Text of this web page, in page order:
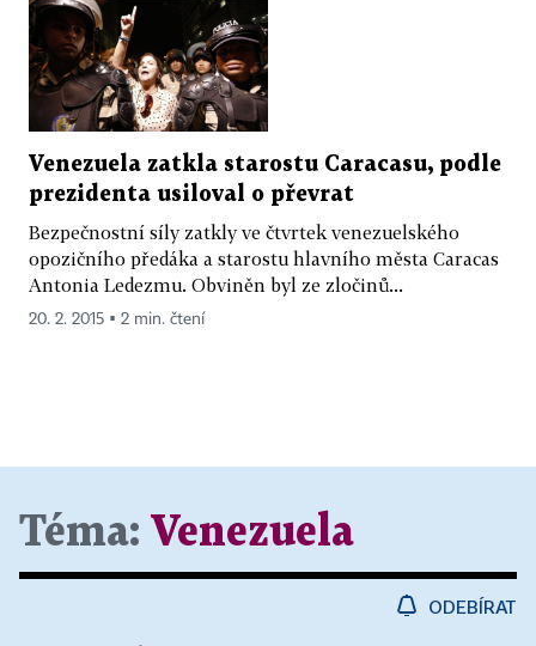
Venezuela zatkla starostu Caracasu, podle
prezidenta usiloval o převrat
Bezpečnostní síly zatkly ve čtvrtek venezuelského
opozičního předáka a starostu hlavního města Caracas
Antonia Ledezmu. Obviněn byl ze zločinů...
20. 2. 2015 ▪ 2 min. čtení
Téma: Venezuela
ODEBÍRAT